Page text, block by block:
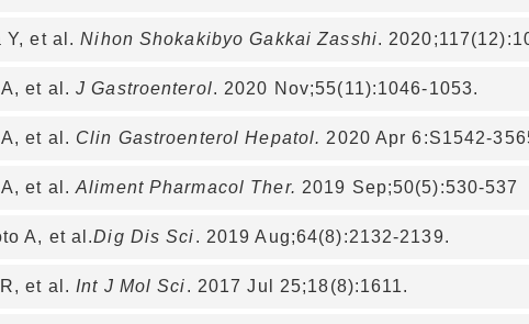
Y, et al.Nihon Shokakibyo Gakkai Zasshi.
A, et al.J Gastroenterol. 2020 Nov;55(11):1046-1053.
et al. Clin Gastroenterol Hepatol. 2020 Apr 6:S1542-
A, et al.Aliment Pharmacol Ther. 2019 Sep;50(5):530-537
A, et al.Dig Dis Sci. 2019 Aug;64(8):2132-2139.
et al. Int J Mol Sci. 2017 Jul 25;18(8):1611.